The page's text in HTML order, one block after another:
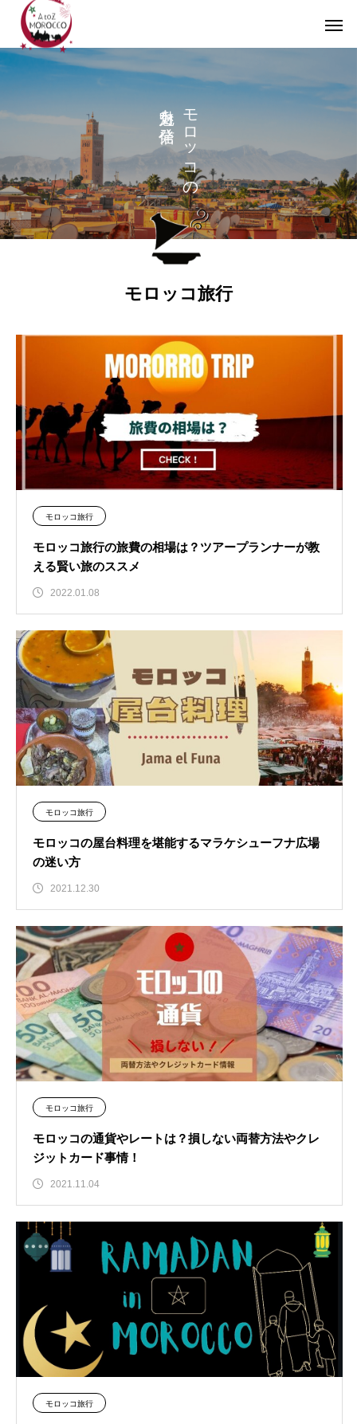
モロッコの
魅力を発信
モロッコ旅行
モロッコ旅行
モロッコ旅行の旅費の相場は？ツアープランナーが教
える賢い旅のススメ
2022.01.08
モロッコ旅行
モロッコの屋台料理を堪能するマラケシューフナ広場
の迷い方
2021.12.30
モロッコ旅行
モロッコの通貨やレートは？損しない両替方法やクレ
ジットカード事情！
2021.11.04
モロッコ旅行